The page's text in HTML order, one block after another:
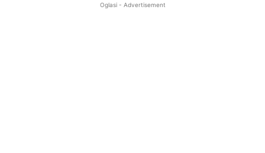
Oglasi - Advertisement